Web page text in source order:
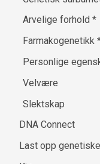
Arvelige forhold*
Farmakogenetikk
Personlige
Velvære
Slektskap
DNA Connect
Last opp